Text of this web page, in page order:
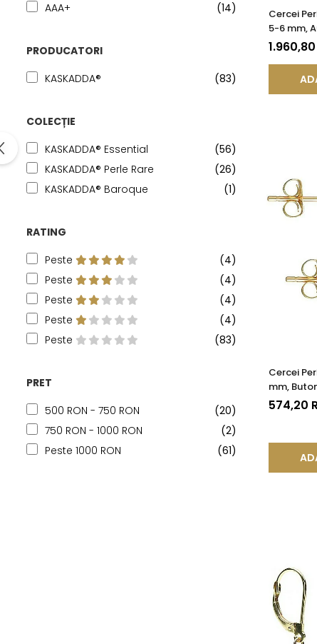
AAA+
(14)
PRODUCATORI
KASKADDA®
(83)
COLECȚIE
KASKADDA® Essential
(56)
KASKADDA® Perle Rare
(26)
KASKADDA® Baroque
(1)
RATING
Peste
(4)
Peste
(4)
Peste
(4)
Peste
(4)
Peste
(83)
PRET
500 RON - 750 RON
(20)
750 RON - 1000 RON
(2)
Peste 1000 RON
(61)
Cercei
5-6 mm,
Tortiță
|
1.960,80
Cercei
mm,
585), Tip
574,20